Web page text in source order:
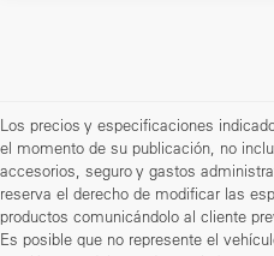
Los precios y especificaciones
el momento de su publicación, no
accesorios, seguro y gastos
reserva el derecho de modificar las
productos comunicándolo al cliente
Es posible que no represente el